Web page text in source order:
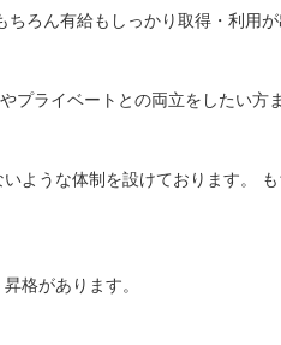
ろん有給もしっかり取得・利用が
プライベートとの両立をしたい
ような体制を設けております。
格があります。